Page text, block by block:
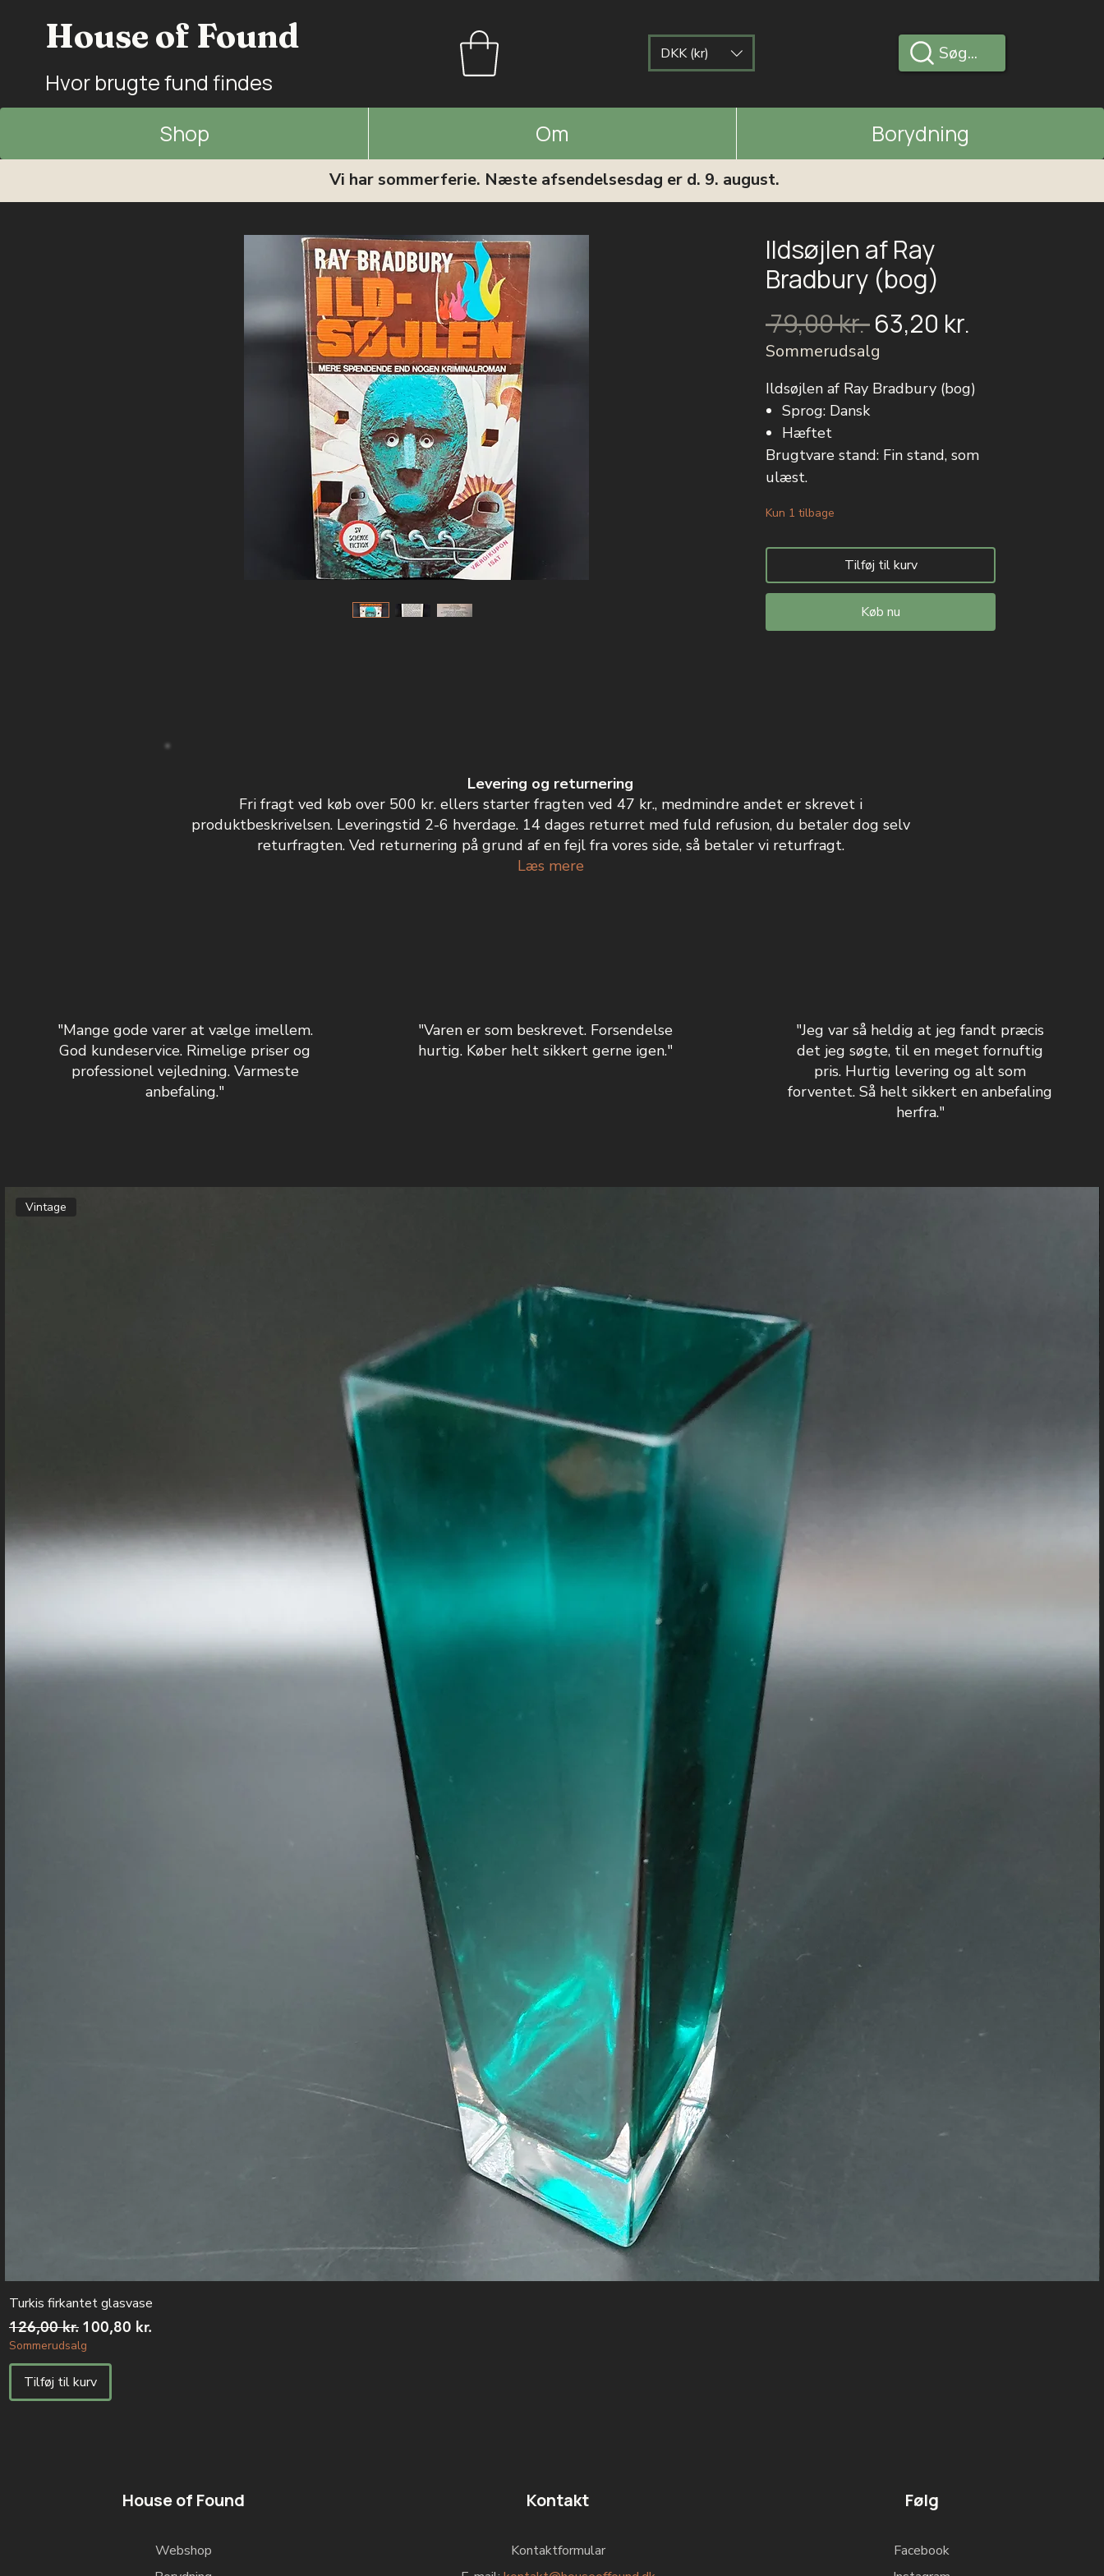
House of Found
Hvor brugte fund findes
DKK (kr) Søg...
Shop Om Borydning
Vi har sommerferie. Næste afsendelsesdag er d. 9. august.
Ildsøjlen af Ray
Bradbury (bog)
79,00 kr. Regulær
pris
63,20 kr.
Sommerudsalg
Ildsøjlen af Ray Bradbury (bog)
Sprog: Dansk
Hæftet
Brugtvare stand: Fin stand, som
ulæst.
Kun 1 tilbage
Tilføj til kurv
Køb nu
Levering og returnering
Fri fragt ved køb over 500 kr. ellers starter fragten ved 47 kr., medmindre andet er skrevet i
produktbeskrivelsen. Leveringstid 2-6 hverdage. 14 dages returret med fuld refusion, du betaler dog selv
returfragten. Ved returnering på grund af en fejl fra vores side, så betaler vi returfragt.
Læs mere
"Mange gode varer at vælge imellem.
God kundeservice. Rimelige priser og
professionel vejledning. Varmeste
anbefaling."
"Varen er som beskrevet. Forsendelse
hurtig. Køber helt sikkert gerne igen."
"Jeg var så heldig at jeg fandt præcis
det jeg søgte, til en meget fornuftig
pris. Hurtig levering og alt som
forventet. Så helt sikkert en anbefaling
herfra."
Vintage
Turkis firkantet glasvase
Regulær pris
126,00 kr. Salgspris
100,80 kr.
Sommerudsalg
Tilføj til kurv
House of Found
Webshop
Kontakt
Kontaktformular
Følg
Facebook